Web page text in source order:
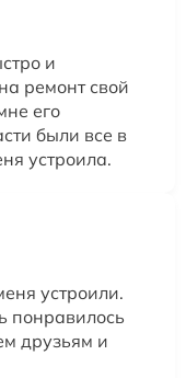
и
ремонт свой
его
были все в
устроила.
устроили.
понравилось
друзьям и